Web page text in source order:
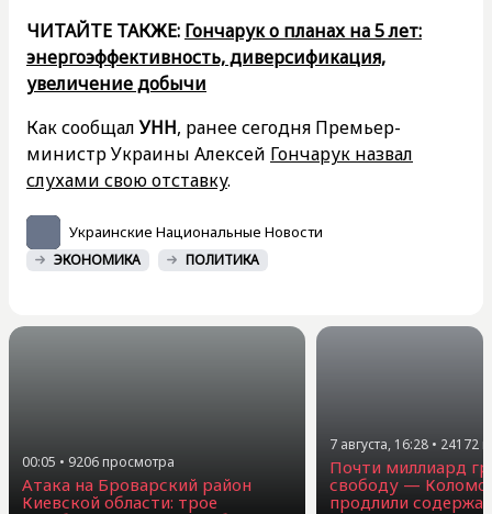
ЧИТАЙТЕ ТАКЖЕ: Гончарук о планах на 5 лет:
энергоэффективность, диверсификация,
увеличение добычи
Как сообщалУНН, ранее сегодня Премьер-
министр Украины Алексей Гончарук назвал
слухами свою отставку.
Украинские Национальные Новости
ЭКОНОМИКА ПОЛИТИКА
00:05 • 9206 просмотра
Атака на Броварский район
Киевской области: трое
7 августа, 16:28 • 24172
Почти миллиард
свободу —
продлили